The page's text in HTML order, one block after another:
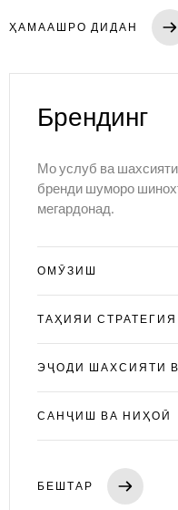
Саволҳои
ҲАМААШРО ДИДАН
Брендинг
Мо услуб ва
бренди шуморо
мегардонад.
ОМӮЗИШ
ТАҲИЯИ СТРАТЕГИЯ
ЭҶОДИ ШАХСИЯТИ
САНҶИШ ВА НИҲОӢ
БЕШТАР